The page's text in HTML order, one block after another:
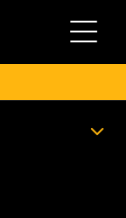
Beralih